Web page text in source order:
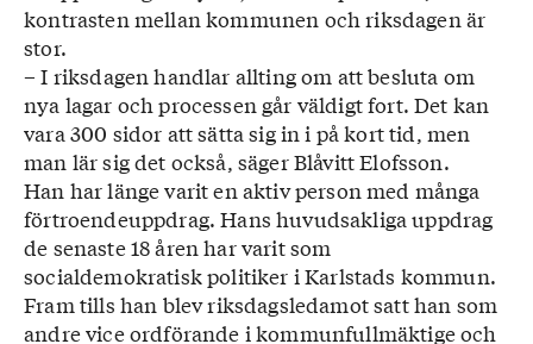
kontrasten mellan kommunen och riksdagen är
stor.
– I riksdagen handlar allting om att besluta om
nya lagar och processen går väldigt fort. Det kan
vara 300 sidor att sätta sig in i på kort tid, men
man lär sig det också, säger Blåvitt Elofsson.
Han har länge varit en aktiv person med många
förtroendeuppdrag. Hans huvudsakliga uppdrag
de senaste 18 åren har varit som
socialdemokratisk politiker i Karlstads kommun.
Fram tills han blev riksdagsledamot satt han som
andre vice ordförande i kommunfullmäktige och